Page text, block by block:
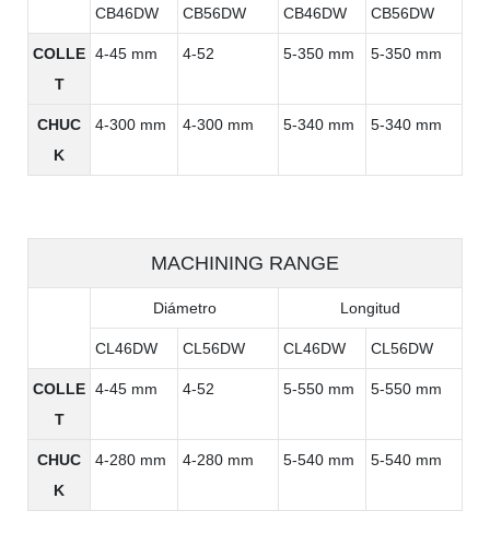
CB46DW CB56DW CB46DW CB56DW
COLLE
T
4-45 mm 4-52 5-350 mm 5-350 mm
CHUC
K
4-300 mm 4-300 mm 5-340 mm 5-340 mm
MACHINING RANGE
Diámetro Longitud
CL46DW CL56DW CL46DW CL56DW
COLLE
T
4-45 mm 4-52 5-550 mm 5-550 mm
CHUC
K
4-280 mm 4-280 mm 5-540 mm 5-540 mm